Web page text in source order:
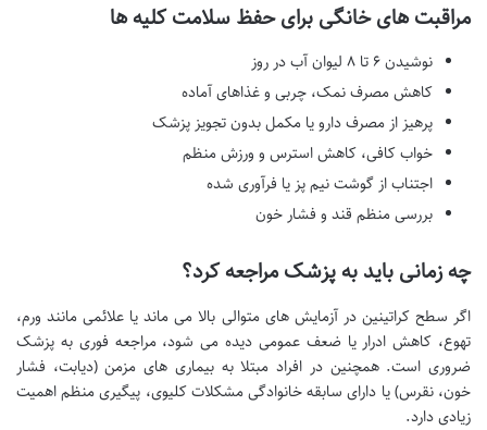
مراقبت های خانگی برای حفظ سلامت کلیه ها
نوشیدن ۶ تا ۸ لیوان آب در روز
کاهش مصرف نمک، چربی و غذاهای آماده
پرهیز از مصرف دارو یا مکمل بدون تجویز پزشک
خواب کافی، کاهش استرس و ورزش منظم
اجتناب از گوشت نیم پز یا فرآوری شده
بررسی منظم قند و فشار خون
چه زمانی باید به پزشک مراجعه کرد؟
اگر سطح کراتینین در آزمایش های متوالی بالا می ماند یا علائمی مانند ورم،
تهوع، کاهش ادرار یا ضعف عمومی دیده می شود، مراجعه فوری به پزشک
ضروری است. همچنین در افراد مبتلا به بیماری های مزمن (دیابت، فشار
خون، نقرس) یا دارای سابقه خانوادگی مشکلات کلیوی، پیگیری منظم اهمیت
زیادی دارد.